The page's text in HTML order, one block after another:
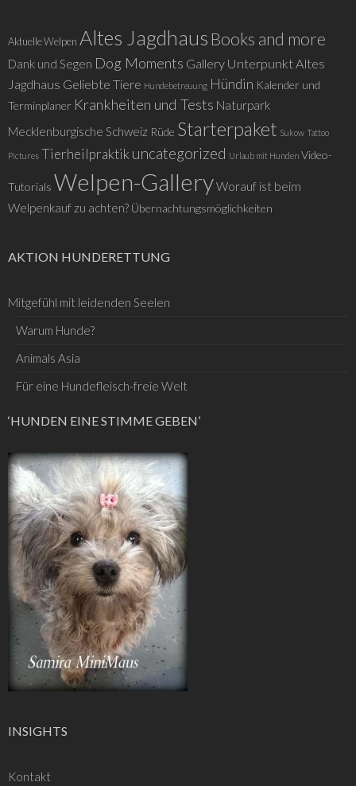
Aktuelle Welpen Altes Jagdhaus Books and more
Dank und Segen Dog Moments Gallery Unterpunkt Altes
Jagdhaus Geliebte Tiere Hundebetreuung Hündin Kalender und
Terminplaner Krankheiten und Tests Naturpark
Mecklenburgische Schweiz Rüde Starterpaket Sukow Tattoo
Pictures Tierheilpraktikuncategorized Urlaub mit Hunden Video-
Tutorials Welpen-GalleryWorauf ist beim
Welpenkauf zu achten? Übernachtungsmöglichkeiten
AKTION HUNDERETTUNG
Mitgefühl mit leidenden Seelen
Warum Hunde?
Animals Asia
Für eine Hundefleisch-freie Welt
‘HUNDEN EINE STIMME GEBEN’
INSIGHTS
Kontakt